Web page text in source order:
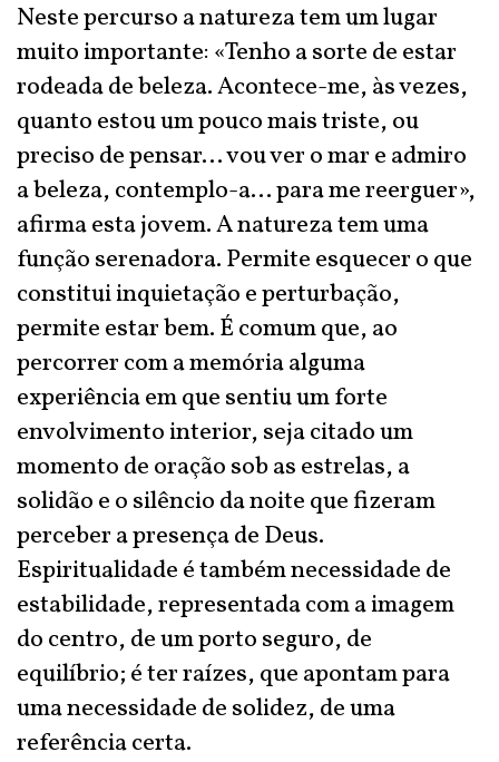
Neste percurso a natureza tem um lugar
muito importante: «Tenho a sorte de estar
rodeada de beleza. Acontece-me, às vezes,
quanto estou um pouco mais triste, ou
preciso de pensar… vou ver o mar e admiro
a beleza, contemplo-a… para me reerguer»,
afirma esta jovem. A natureza tem uma
função serenadora. Permite esquecer o que
constitui inquietação e perturbação,
permite estar bem. É comum que, ao
percorrer com a memória alguma
experiência em que sentiu um forte
envolvimento interior, seja citado um
momento de oração sob as estrelas, a
solidão e o silêncio da noite que fizeram
perceber a presença de Deus.
Espiritualidade é também necessidade de
estabilidade, representada com a imagem
do centro, de um porto seguro, de
equilíbrio; é ter raízes, que apontam para
uma necessidade de solidez, de uma
referência certa.